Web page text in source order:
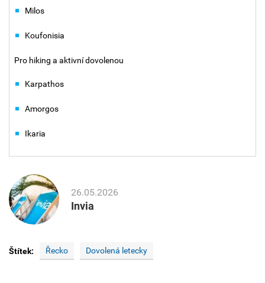
Milos
Koufonisia
Pro hiking a aktivní dovolenou
Karpathos
Amorgos
Ikaria
26.05.2026
Invia
Štítek: Řecko Dovolená letecky